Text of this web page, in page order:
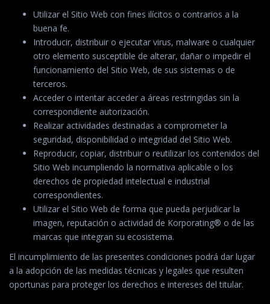
Utilizar el Sitio Web con fines ilícitos o contrarios a la
buena fe.
Introducir, distribuir o ejecutar virus, malware o cualquier
otro elemento susceptible de alterar, dañar o impedir el
funcionamiento del Sitio Web, de sus sistemas o de
terceros.
Acceder o intentar acceder a áreas restringidas sin la
correspondiente autorización.
Realizar actividades destinadas a comprometer la
seguridad, disponibilidad o integridad del Sitio Web.
Reproducir, copiar, distribuir o reutilizar los contenidos del
Sitio Web incumpliendo la normativa aplicable o los
derechos de propiedad intelectual e industrial
correspondientes.
Utilizar el Sitio Web de forma que pueda perjudicar la
imagen, reputación o actividad de Korporating® o de las
marcas que integran su ecosistema.
El incumplimiento de las presentes condiciones podrá dar lugar
a la adopción de las medidas técnicas y legales que resulten
oportunas para proteger los derechos e intereses del titular.